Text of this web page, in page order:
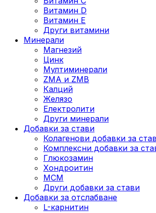
Витамин D
Витамин E
Други витамини
Минерали
Магнезий
Цинк
Мултиминерали
ZMA и ZMB
Калций
Желязо
Електролити
Други минерали
Добавки за стави
Колагенови добавки за
Комплексни добавки за
Глюкозамин
Хондроитин
МСМ
Други добавки за стави
Добавки за отслабване
L-карнитин